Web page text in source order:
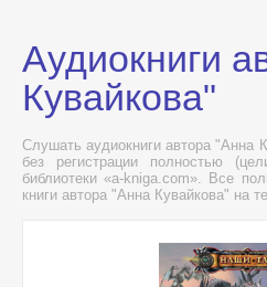
Аудиокниги
Кувайкова"
Слушать аудиокниги автора "Анна
без регистрации полностью
библиотеки «a-kniga.com». Все
книги автора "Анна Кувайкова" на